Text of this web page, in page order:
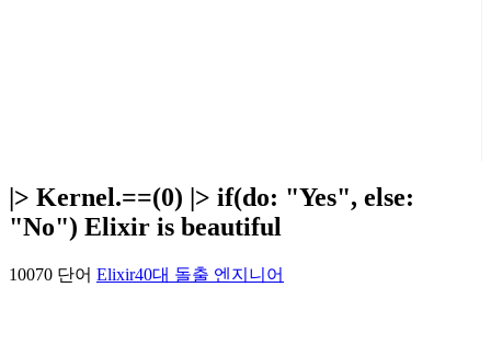
|> Kernel.==(0) |> if(do: "Yes", else:
"No") Elixir is beautiful
10070 단어 Elixir40대 돌출 엔지니어